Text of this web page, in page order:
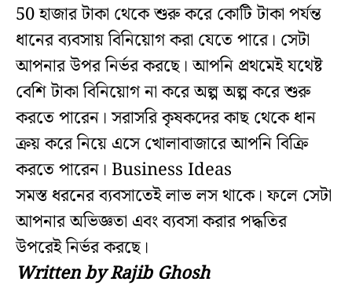
50 হাজার টাকা থেকে শুরু করে কোটি টাকা পর্যন্ত
ধানের ব্যবসায় বিনিয়োগ করা যেতে পারে। সেটা
আপনার উপর নির্ভর করছে। আপনি প্রথমেই যথেষ্ট
বেশি টাকা বিনিয়োগ না করে অল্প অল্প করে শুরু
করতে পারেন। সরাসরি কৃষকদের কাছ থেকে ধান
ক্রয় করে নিয়ে এসে খোলাবাজারে আপনি বিক্রি
করতে পারেন। Business Ideas
সমস্ত ধরনের ব্যবসাতেই লাভ লস থাকে। ফলে সেটা
আপনার অভিজ্ঞতা এবং ব্যবসা করার পদ্ধতির
উপরেই নির্ভর করছে।
Written by Rajib Ghosh